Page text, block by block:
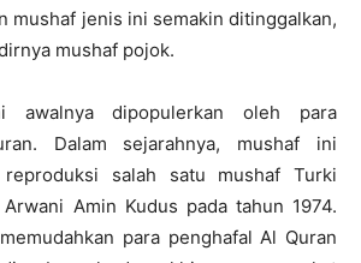
mushaf jenis ini semakin ditinggalkan,
mushaf pojok.
awalnya dipopulerkan oleh para
Dalam sejarahnya, mushaf ini
reproduksi salah satu mushaf Turki
Amin Kudus pada tahun 1974.
para penghafal Al Quran